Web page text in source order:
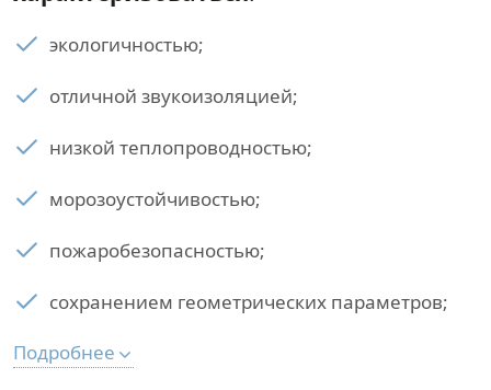
экологичностью;
отличной звукоизоляцией;
низкой теплопроводностью;
морозоустойчивостью;
пожаробезопасностью;
сохранением геометрических параметров;
Подробнее